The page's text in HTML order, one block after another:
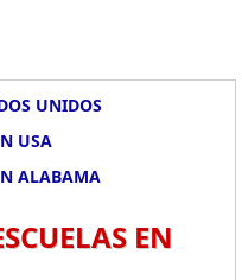
UNIDOS
USA
ALABAMA
EN